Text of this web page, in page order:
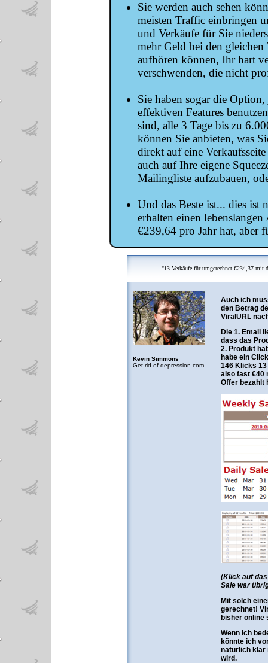
Sie werden auch sehen
meisten Traffic einbringen
und Verkäufe für Sie
mehr Geld bei den gleichen
aufhören können, Ihr hart
verschwenden, die nicht
Sie haben sogar die
effektiven Features
sind, alle 3 Tage bis zu
können Sie anbieten, was
direkt auf eine
auch auf Ihre eigene
Mailingliste aufzubauen,
Und das Beste ist... dies ist
erhalten einen
€239,64 pro Jahr hat, aber
"13 Verkäufe für umgerechnet €234,37
Auch ich
den Betrag
ViralURL
Die 1. Email
dass das
2. Produkt
habe ein
146 Klicks
also fast €40
Offer bezahlt
(Klick auf
Sale war
Mit solch
gerechnet!
bisher online
Wenn ich
könnte ich
natürlich klar
wird.
Kevin Simmons
Get-rid-of-depression.com